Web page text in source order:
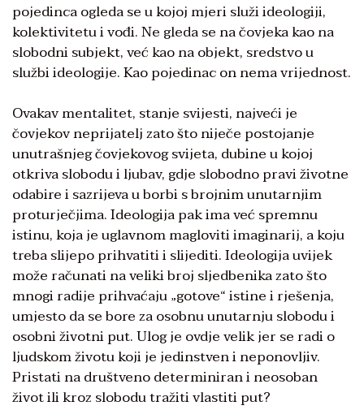
pojedinca ogleda se u kojoj mjeri služi ideologiji,
kolektivitetu i vođi. Ne gleda se na čovjeka kao na
slobodni subjekt, već kao na objekt, sredstvo u
službi ideologije. Kao pojedinac on nema vrijednost.
Ovakav mentalitet, stanje svijesti, najveći je
čovjekov neprijatelj zato što niječe postojanje
unutrašnjeg čovjekovog svijeta, dubine u kojoj
otkriva slobodu i ljubav, gdje slobodno pravi životne
odabire i sazrijeva u borbi s brojnim unutarnjim
proturječjima. Ideologija pak ima već spremnu
istinu, koja je uglavnom magloviti imaginarij, a koju
treba slijepo prihvatiti i slijediti. Ideologija uvijek
može računati na veliki broj sljedbenika zato što
mnogi radije prihvaćaju „gotove“ istine i rješenja,
umjesto da se bore za osobnu unutarnju slobodu i
osobni životni put. Ulog je ovdje velik jer se radi o
ljudskom životu koji je jedinstven i neponovljiv.
Pristati na društveno determiniran i neosoban
život ili kroz slobodu tražiti vlastiti put?